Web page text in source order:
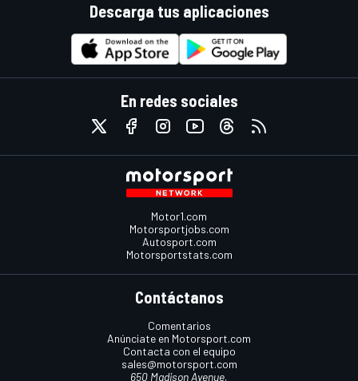
Descarga tus aplicaciones
En redes sociales
Motor1.com
Motorsportjobs.com
Autosport.com
Motorsportstats.com
Contáctanos
Comentarios
Anúnciate en Motorsport.com
Contacta con el equipo
sales@motorsport.com
650 Madison Avenue,